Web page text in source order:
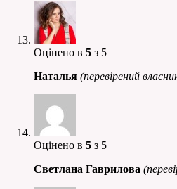
Оцінено в 5 з 5
Наталья (перевірений
Оцінено в 5 з 5
Светлана Гаврилова